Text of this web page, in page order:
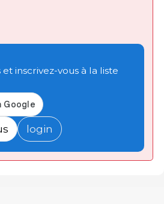
inscrivez-vous à la liste
login